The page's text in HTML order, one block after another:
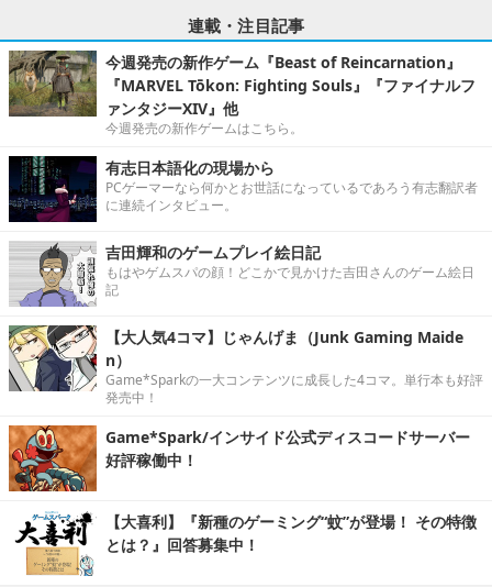
連載・注目記事
今週発売の新作ゲーム『Beast of Reincarnation』
『MARVEL Tōkon: Fighting Souls』『ファイナルフ
ァンタジーXIV』他
今週発売の新作ゲームはこちら。
有志日本語化の現場から
PCゲーマーなら何かとお世話になっているであろう有志翻訳者
に連続インタビュー。
吉田輝和のゲームプレイ絵日記
もはやゲムスパの顔！どこかで見かけた吉田さんのゲーム絵日
記
【大人気4コマ】じゃんげま（Junk Gaming Maide
n）
Game*Sparkの一大コンテンツに成長した4コマ。単行本も好評
発売中！
Game*Spark/インサイド公式ディスコードサーバー
好評稼働中！
【大喜利】『新種のゲーミング“蚊”が登場！ その特徴
とは？』回答募集中！